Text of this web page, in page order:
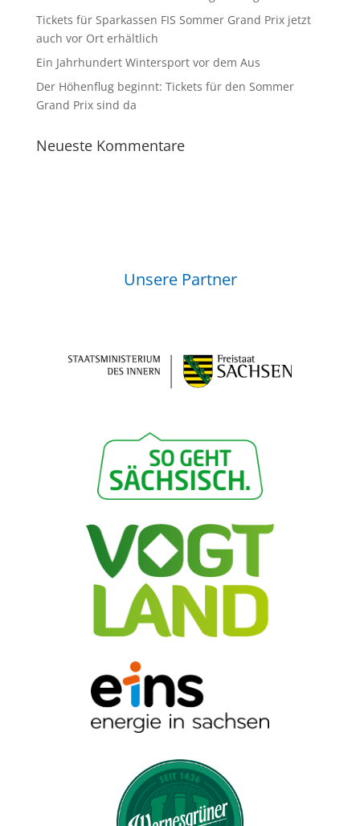
Tickets für Sparkassen FIS Sommer Grand Prix jetzt
auch vor Ort erhältlich
Ein Jahrhundert Wintersport vor dem Aus
Der Höhenflug beginnt: Tickets für den Sommer
Grand Prix sind da
Neueste Kommentare
Unsere Partner